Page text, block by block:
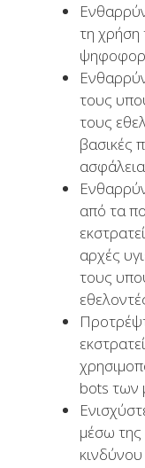
τη χρήση
τους
τους
βασικές
από τα
αρχές
τους
bots των
μέσω